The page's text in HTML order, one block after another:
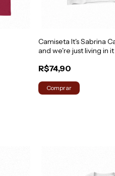
Camiseta It's Sabrina
and we're just living in it
R$74,90
Comprar